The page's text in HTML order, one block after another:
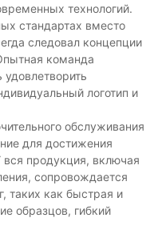
технологий.
стандартах вместо
следовал концепции
команда
логотип и
обслуживания
для достижения
вся продукция, включая
сопровождается
таких как быстрая и
образцов, гибкий